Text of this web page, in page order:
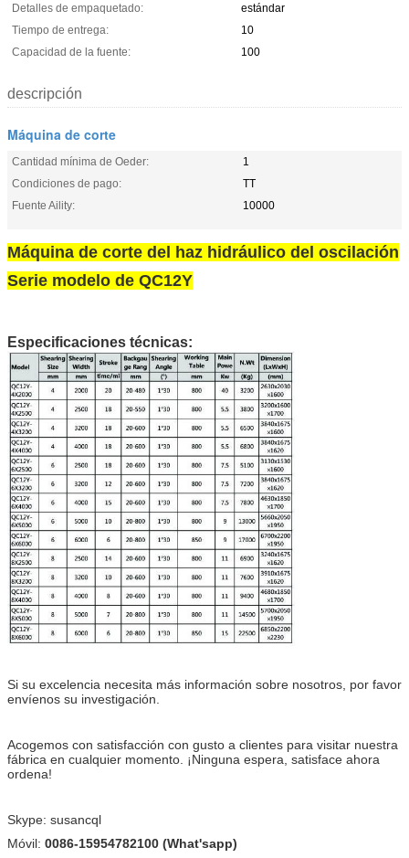
Detalles de empaquetado:
estándar
Tiempo de entrega:
10
Capacidad de la fuente:
100
descripción
Máquina de corte
Cantidad mínima de Oeder:
1
Condiciones de pago:
TT
Fuente Aility:
10000
Máquina de corte del haz hidráulico del oscilación
Serie modelo de QC12Y
Especificaciones técnicas:
Si su excelencia necesita más información sobre nosotros, por favor
envíenos su investigación.
Acogemos con satisfacción con gusto a clientes para visitar nuestra
fábrica en cualquier momento. ¡Ninguna espera, satisface ahora
ordena!
Skype: susancql
Móvil: 0086-15954782100 (What'sapp)